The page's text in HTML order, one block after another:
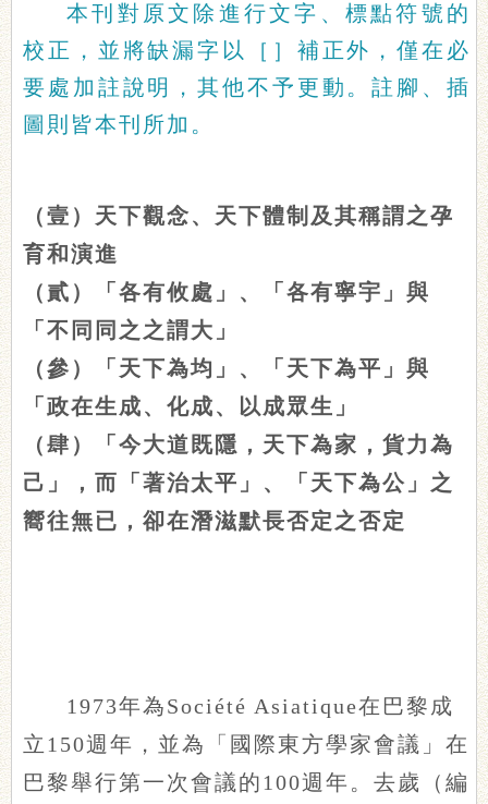
本刊對原文除進行文字、標點符號的
校正，並將缺漏字以［］補正外，僅在必
要處加註說明，其他不予更動。註腳、插
圖則皆本刊所加。
（壹）天下觀念、天下體制及其稱謂之孕
育和演進
（貳）「各有攸處」、「各有寧宇」與
「不同同之之謂大」
（參）「天下為均」、「天下為平」與
「政在生成、化成、以成眾生」
（肆）「今大道既隱，天下為家，貨力為
己」，而「著治太平」、「天下為公」之
嚮往無已，卻在潛滋默長否定之否定
1973年為Société Asiatique在巴黎成
立150週年，並為「國際東方學家會議」在
巴黎舉行第一次會議的100週年。去歲（ 編